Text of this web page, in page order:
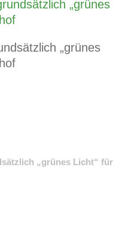
„grünes
„grünes Licht“ für